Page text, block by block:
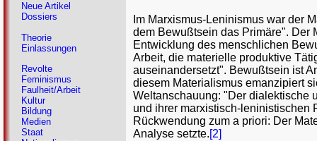
Im Marxismus-Leninismus war der
dem Bewußtsein das Primäre". Der
Entwicklung des menschlichen
Arbeit, die materielle produktive
auseinandersetzt". Bewußtsein ist
diesem Materialismus emanzipiert
Weltanschauung: "Der dialektische
und ihrer marxistisch-leninistischen
Rückwendung zum a priori: Der
Analyse setzte.[2]
Neue Artikel
Dossiers
Theorie
Einlassungen
Revolte
Feminismus
Faulheit/Arbeit
Kultur
Bildung
Medien
Staat